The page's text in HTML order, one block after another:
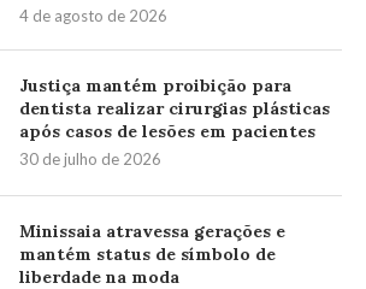
4 de agosto de 2026
Justiça mantém proibição para
dentista realizar cirurgias plásticas
após casos de lesões em pacientes
30 de julho de 2026
Minissaia atravessa gerações e
mantém status de símbolo de
liberdade na moda